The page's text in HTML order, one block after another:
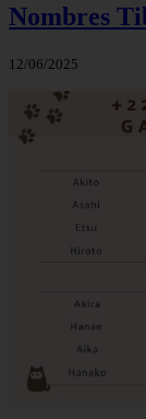
Nombres
12/06/2025